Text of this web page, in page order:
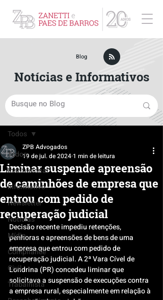
Post
Todos
Institucional
Informativo
Newsletter
Notícias
Mídia
Compliance
Civil
Trabalhista
Todos
Liminar suspende apreensão
de caminhões de empresa que
entrou com pedido de
recuperação judicial
ZPB Advogados
19 de jul. de 2024 1 min de leitura
Decisão recente impediu retenções,
penhoras e apreensões de bens de uma
empresa que entrou com pedido de
recuperação judicial. A 2ª Vara Cível de
Londrina (PR) concedeu liminar que
solicitava a suspensão de execuções contra
a empresa rural, especialmente em relação à
Blog
Notícias e Informativos